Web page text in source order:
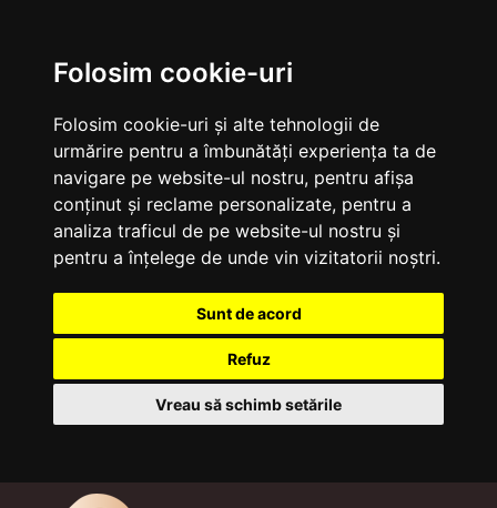
Folosim cookie-uri
Folosim cookie-uri și alte tehnologii de
urmărire pentru a îmbunătăți experiența ta de
navigare pe website-ul nostru, pentru afișa
conținut și reclame personalizate, pentru a
analiza traficul de pe website-ul nostru și
pentru a înțelege de unde vin vizitatorii noștri.
Sunt de acord
Refuz
Vreau să schimb setările